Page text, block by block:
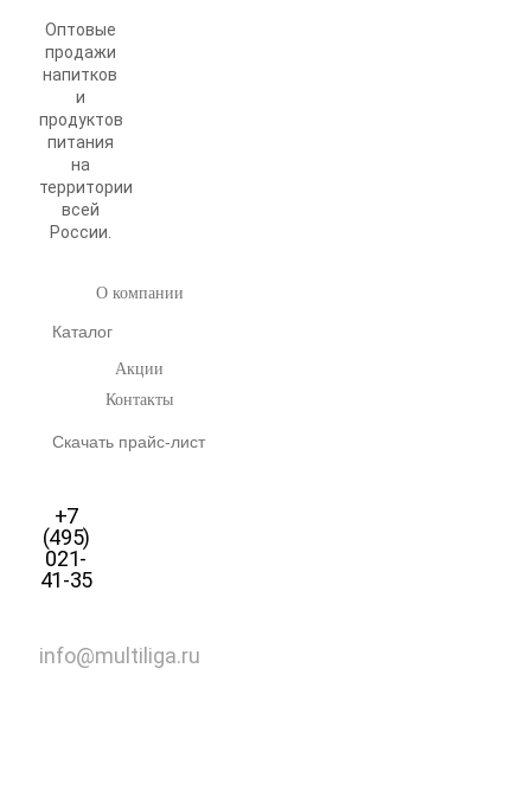
Оптовые
продажи
напитков
и
продуктов
питания
на
территории
всей
России.
О компании
Каталог
Акции
Контакты
Скачать прайс-лист
+7
(495)
021-
41-35
info@multiliga.ru